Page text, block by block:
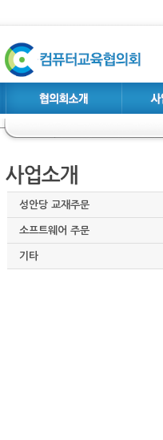
성안당 교재주문
소프트웨어 주문
기타